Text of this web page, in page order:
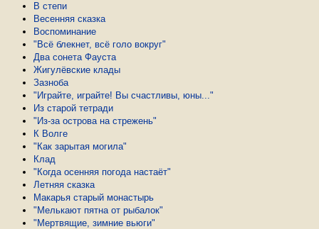
В степи
Весенняя сказка
Воспоминание
"Всё блекнет, всё голо вокруг"
Два сонета Фауста
Жигулёвские клады
Зазноба
"Играйте, играйте! Вы счастливы, юны..."
Из старой тетради
"Из-за острова на стрежень"
К Волге
"Как зарытая могила"
Клад
"Когда осенняя погода настаёт"
Летняя сказка
Макарья старый монастырь
"Мелькают пятна от рыбалок"
"Мертвящие, зимние вьюги"